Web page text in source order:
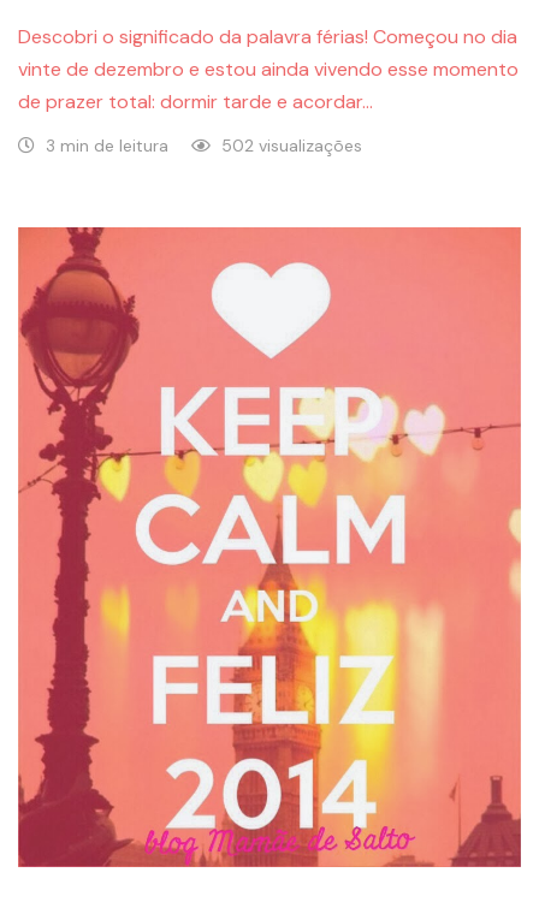
Descobri o significado da palavra férias! Começou no dia
vinte de dezembro e estou ainda vivendo esse momento
de prazer total: dormir tarde e acordar…
3 min de leitura 502 visualizações